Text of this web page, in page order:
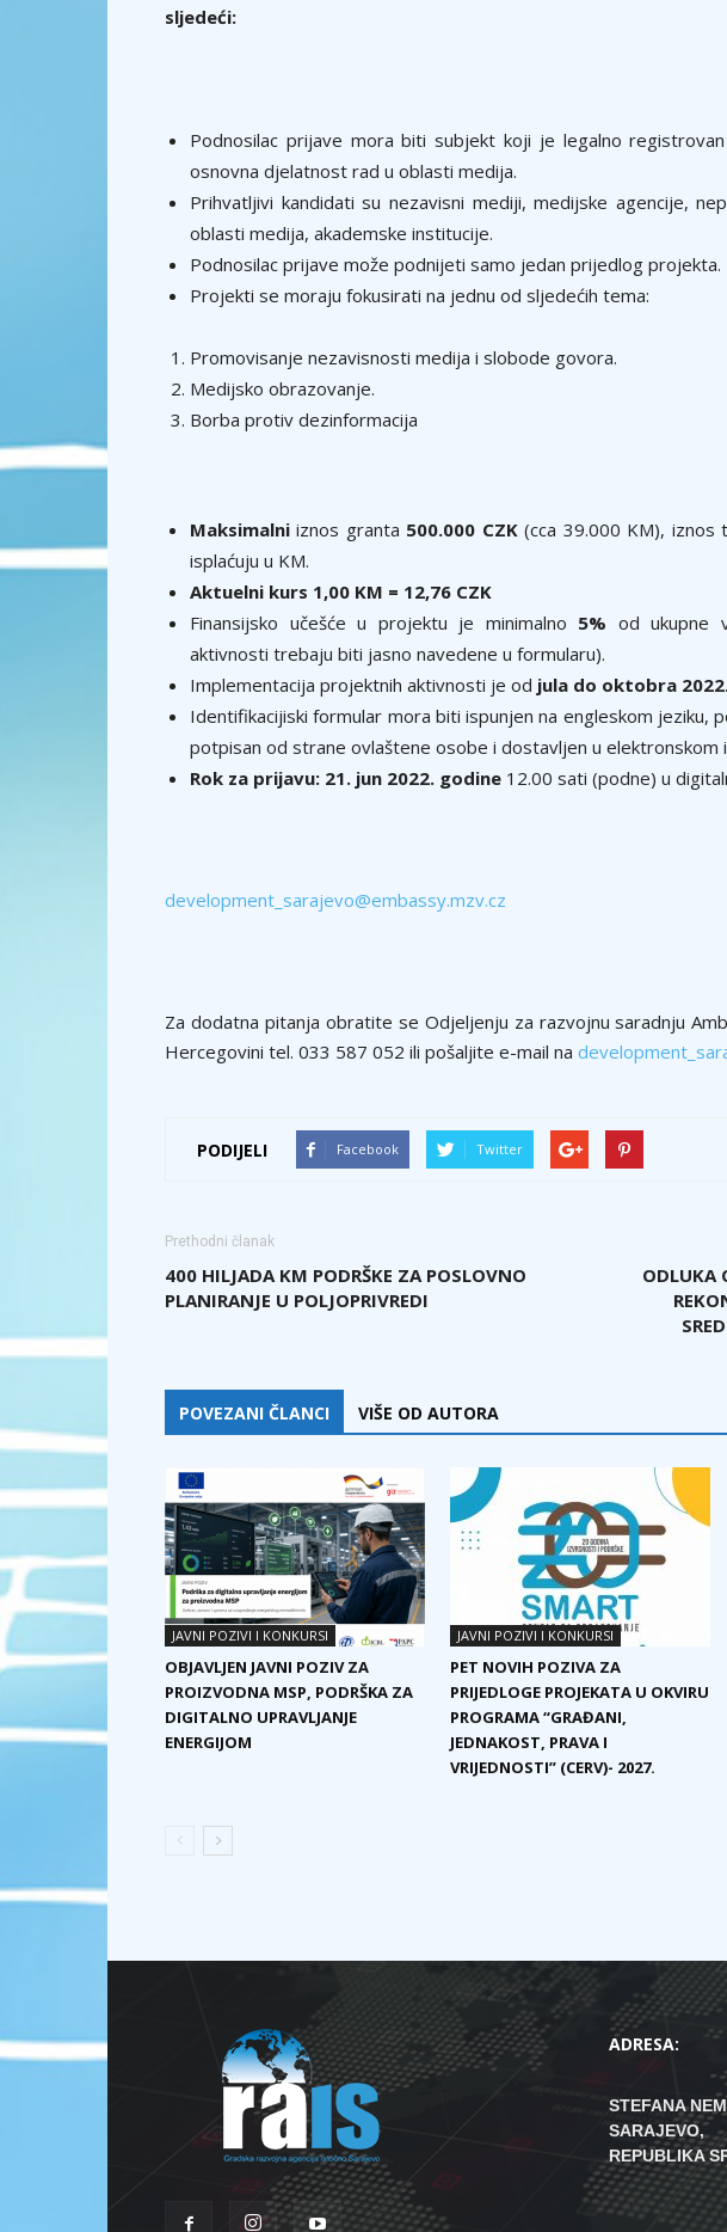
sljedeći:
Podnosilac prijave mora biti subjekt koji je legalno
osnovna djelatnost rad u oblasti medija.
Prihvatljivi kandidati su nezavisni mediji, medijske agencije,
oblasti medija, akademske institucije.
Podnosilac prijave može podnijeti samo jedan prijedlog projekta.
Projekti se moraju fokusirati na jednu od sljedećih tema:
Promovisanje nezavisnosti medija i slobode govora.
Medijsko obrazovanje.
Borba protiv dezinformacija
Maksimalniiznos granta 500.000 CZK(cca 39.000 KM), iznos
isplaćuju u KM.
Aktuelni kurs 1,00 KM = 12,76 CZK
Finansijsko učešće u projektu je minimalno 5% od ukupne
aktivnosti trebaju biti jasno navedene u formularu).
Implementacija projektnih aktivnosti je od jula do oktobra
Identifikacijiski formular mora biti ispunjen na engleskom jeziku,
potpisan od strane ovlaštene osobe i dostavljen u elektronskom
Rok za prijavu: 21. jun 2022. godine 12.00 sati (podne) u
development_sarajevo@embassy.mzv.cz
Za dodatna pitanja obratite se Odjeljenju za razvojnu saradnju
Hercegovini tel. 033 587 052 ili pošaljite e-mail na
PODIJELI Facebook Twitter
Prethodni članak
400 HILJADA KM PODRŠKE ZA POSLOVNO
PLANIRANJE U POLJOPRIVREDI
ODLUKA
POVEZANI ČLANCI VIŠE OD AUTORA
JAVNI POZIVI I KONKURSI
OBJAVLJEN JAVNI POZIV ZA
PROIZVODNA MSP, PODRŠKA ZA
DIGITALNO UPRAVLJANJE
ENERGIJOM
JAVNI POZIVI I KONKURSI
PET NOVIH POZIVA ZA
PRIJEDLOGE PROJEKATA U OKVIRU
PROGRAMA “GRAĐANI,
JEDNAKOST, PRAVA I
VRIJEDNOSTI” (CERV)- 2027.
ADRESA:
STEFANA
SARAJEVO,
REPUBLIKA